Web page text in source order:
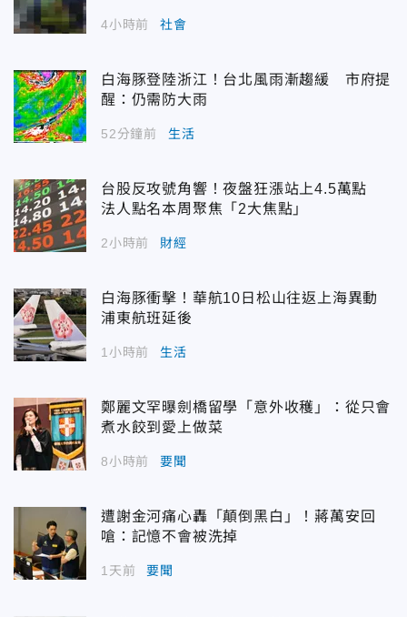
4小時前 社會
白海豚登陸浙江！台北風雨漸趨緩 市府提
醒：仍需防大雨
52分鐘前 生活
台股反攻號角響！夜盤狂漲站上4.5萬點
法人點名本周聚焦「2大焦點」
2小時前 財經
白海豚衝擊！華航10日松山往返上海異動
浦東航班延後
1小時前 生活
鄭麗文罕曝劍橋留學「意外收穫」：從只會
煮水餃到愛上做菜
8小時前 要聞
遭謝金河痛心轟「顛倒黑白」！蔣萬安回
嗆：記憶不會被洗掉
1天前 要聞